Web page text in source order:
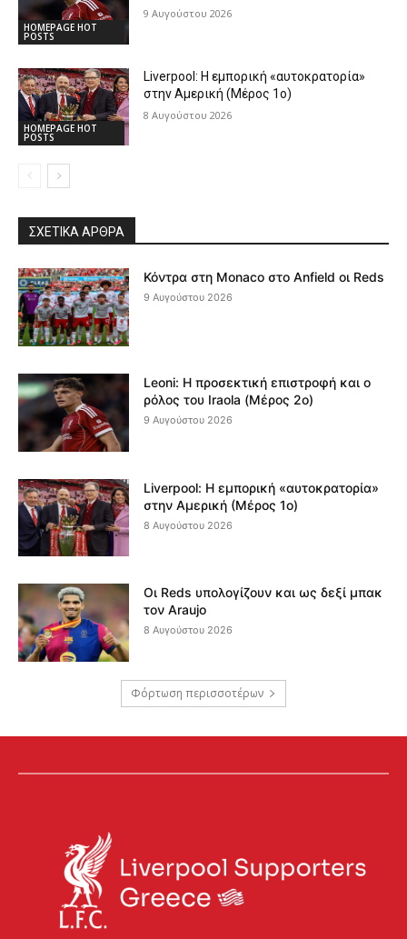
HOMEPAGE HOT
POSTS
9 Αυγούστου 2026
HOMEPAGE HOT
POSTS
Liverpool: Η εμπορική «αυτοκρατορία»
στην Αμερική (Μέρος 1ο)
8 Αυγούστου 2026
ΣΧΕΤΙΚΆ ΆΡΘΡΑ
Κόντρα στη Monaco στο Anfield οι Reds
9 Αυγούστου 2026
Leoni: Η προσεκτική επιστροφή και ο
ρόλος του Iraola (Μέρος 2ο)
9 Αυγούστου 2026
Liverpool: Η εμπορική «αυτοκρατορία»
στην Αμερική (Μέρος 1ο)
8 Αυγούστου 2026
Οι Reds υπολογίζουν και ως δεξί μπακ
τον Araujo
8 Αυγούστου 2026
Φόρτωση περισσοτέρων